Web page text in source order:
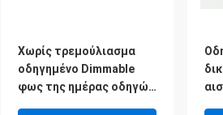
Χωρίς τρεμούλιασμα
οδηγημένο Dimmable
φως της ημέρας οδηγών